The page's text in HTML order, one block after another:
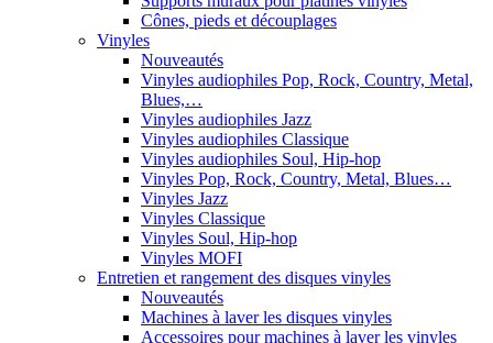
Cônes, pieds et découplages
Vinyles
Nouveautés
Vinyles audiophiles Pop, Rock, Country, Metal,
Blues,…
Vinyles audiophiles Jazz
Vinyles audiophiles Classique
Vinyles audiophiles Soul, Hip-hop
Vinyles Pop, Rock, Country, Metal, Blues…
Vinyles Jazz
Vinyles Classique
Vinyles Soul, Hip-hop
Vinyles MOFI
Entretien et rangement des disques vinyles
Nouveautés
Machines à laver les disques vinyles
Accessoires pour machines à laver les vinyles